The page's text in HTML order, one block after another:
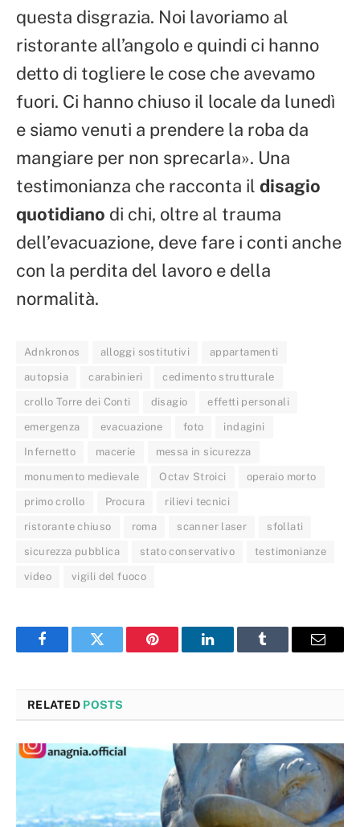
questa disgrazia. Noi lavoriamo al
ristorante all’angolo e quindi ci hanno
detto di togliere le cose che avevamo
fuori. Ci hanno chiuso il locale da lunedì
e siamo venuti a prendere la roba da
mangiare per non sprecarla». Una
testimonianza che racconta il disagio
quotidiano di chi, oltre al trauma
dell’evacuazione, deve fare i conti anche
con la perdita del lavoro e della
normalità.
Adnkronos alloggi sostitutivi appartamenti
autopsia carabinieri cedimento strutturale
crollo Torre dei Conti disagio effetti personali
emergenza evacuazione foto indagini
Infernetto macerie messa in sicurezza
monumento medievale Octav Stroici operaio morto
primo crollo Procura rilievi tecnici
ristorante chiuso roma scanner laser sfollati
sicurezza pubblica stato conservativo testimonianze
video vigili del fuoco
FacebookTwitter Pinterest LinkedInTumblr Email
RELATED POSTS